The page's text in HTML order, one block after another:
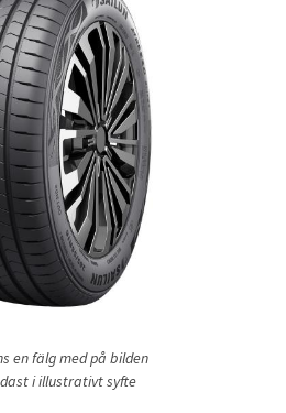
en fälg med på bilden
i illustrativt syfte